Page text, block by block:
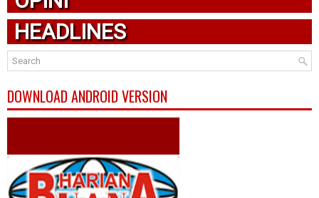
HEADLINES
DOWNLOAD ANDROID VERSION